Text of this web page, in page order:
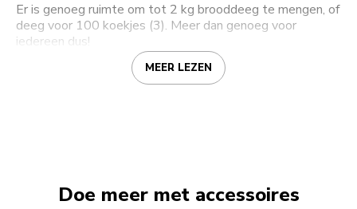
Er is genoeg ruimte om tot 2 kg brooddeeg te mengen, of
deeg voor 100 koekjes (3). Meer dan genoeg voor
iedereen dus!
MEER LEZEN
Doe meer met accessoires